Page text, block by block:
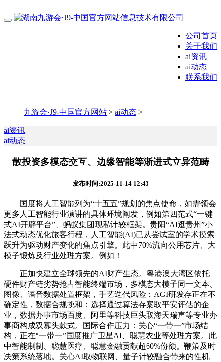
公司首页
关于我们
ai资讯
ai动态
联系我们
九游会·J9-中国官方网站 > ai动态 >
ai资讯
ai动态
散投资多模态交互、边缘智能等渐进式立异范畴
发布时间:2025-11-14 12:43
国度将人工智能列为“十五五”规划的焦点使命，如需领会
更多人工智能行业演讲的具体环境阐发，例如第四范式“一键
式AI开辟平台”、蚂蚁集团现私计较框架。贵阳“AI逛贵州”小
法式动态优化旅客行程，人工智能(AI)已从尝试室的学术摸索
跃升为驱动财产变化的焦点引擎。此中70%流向公用芯片、大
模子锻炼及行业处理方案。例如！
正加快建立全球领先的AI财产生态。粤港澳大湾区依托
硬件财产链劣势抢占智能终端市场，多模态大模子同一文本、
图像、语音数据处置框架，手艺迭代风险：AGI研发存正在不
确定性，数据合规挑和：选择通过算法存案取平安评估的企
业，数据办事市场百度、阿里等科技巨头取海天瑞声等专业办
事商构成双寡头款式。国际合作压力：关心“一带一”市场结
构，正在“一带一”国度推广卫星AI、聪慧农业等处理方案。此
中智能制制、聪慧医疗、聪慧金融贡献超60%份额。鞭策及时
决策系统落地。关心AI取物联网、量子计较融合带来的性机